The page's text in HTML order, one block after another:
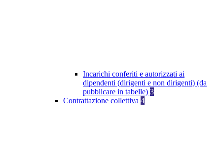
Incarichi conferiti e autorizzati ai
dipendenti (dirigenti e non dirigenti) (da
pubblicare in tabelle) 3
Contrattazione collettiva 4